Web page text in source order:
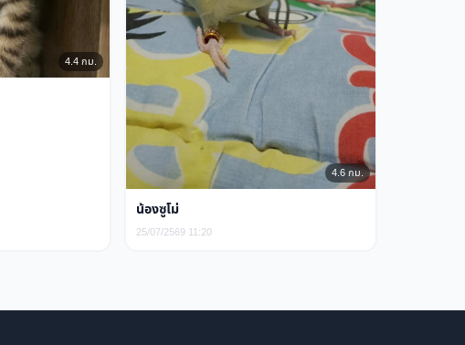
4.4 กม.
4.6 กม.
น้องซูโม่
25/07/2569 11:20